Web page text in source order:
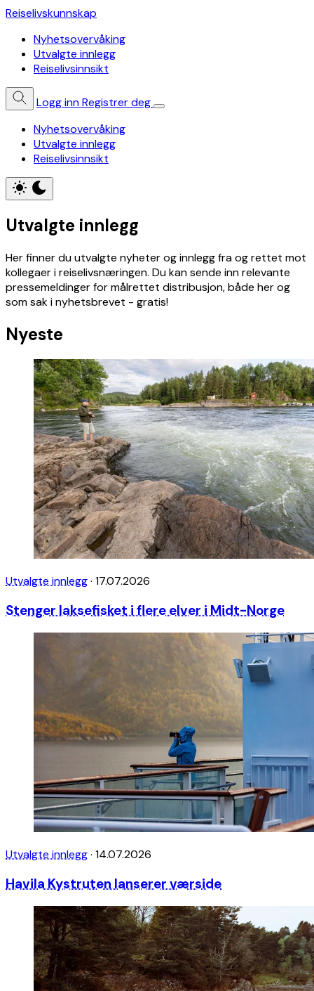
Reiselivskunnskap
Nyhetsovervåking
Utvalgte innlegg
Reiselivsinnsikt
Logg innRegistrer deg
Nyhetsovervåking
Utvalgte innlegg
Reiselivsinnsikt
Utvalgte innlegg
Her finner du utvalgte nyheter og innlegg fra og rettet mot
kollegaer i reiselivsnæringen. Du kan sende inn relevante
pressemeldinger for målrettet distribusjon, både her og
som sak i nyhetsbrevet - gratis!
Nyeste
Utvalgte innlegg· 17.07.2026
Stenger laksefisket i flere elver i Midt-Norge
Utvalgte innlegg· 14.07.2026
Havila Kystruten lanserer værside